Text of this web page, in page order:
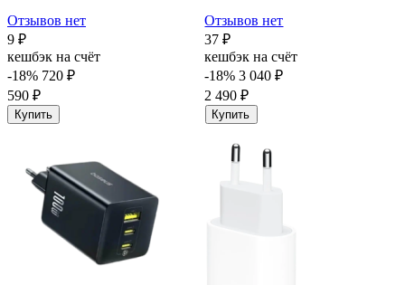
Отзывов нет
9 ₽
кешбэк на счёт
-18% 720 ₽
590 ₽
Купить
Отзывов нет
37 ₽
кешбэк на счёт
-18% 3 040 ₽
2 490 ₽
Купить